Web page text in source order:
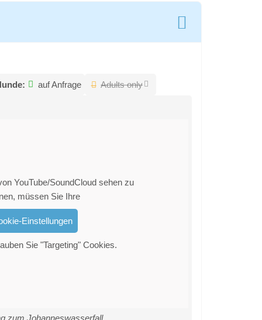
auf Anfrage Adults only
YouTube/SoundCloud sehen zu
müssen Sie Ihre
Einstellungen
Sie "Targeting" Cookies.